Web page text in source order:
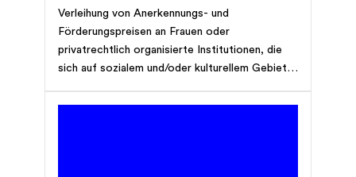
Verleihung von Anerkennungs- und
Förderungspreisen an Frauen oder
privatrechtlich organisierte Institutionen, die
sich auf sozialem und/oder kulturellem Gebiet
in erster Linie an Personen oder Institutionen